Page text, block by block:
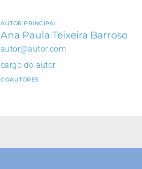
AUTOR PRINCIPAL
Ana Paula Teixeira Barroso
autor@autor.com
cargo do autor
COAUTORES